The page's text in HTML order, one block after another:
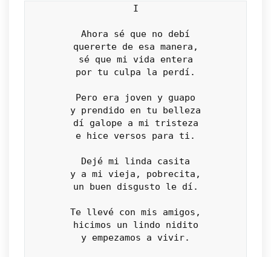
I
Ahora sé que no debí
quererte de esa manera,
sé que mi vida entera
por tu culpa la perdí.
Pero era joven y guapo
y prendido en tu belleza
dí galope a mi tristeza
e hice versos para ti.
Dejé mi linda casita
y a mi vieja, pobrecita,
un buen disgusto le dí.
Te llevé con mis amigos,
hicimos un lindo nidito
y empezamos a vivir.